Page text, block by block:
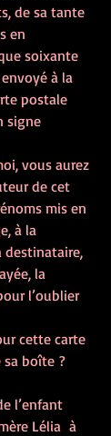
de sa tante
en
soixante
à la
postale
signe
vous aurez
de cet
mis en
à la
destinataire,
la
l’oublier
cette carte
boîte ?
l’enfant
Lélia  à